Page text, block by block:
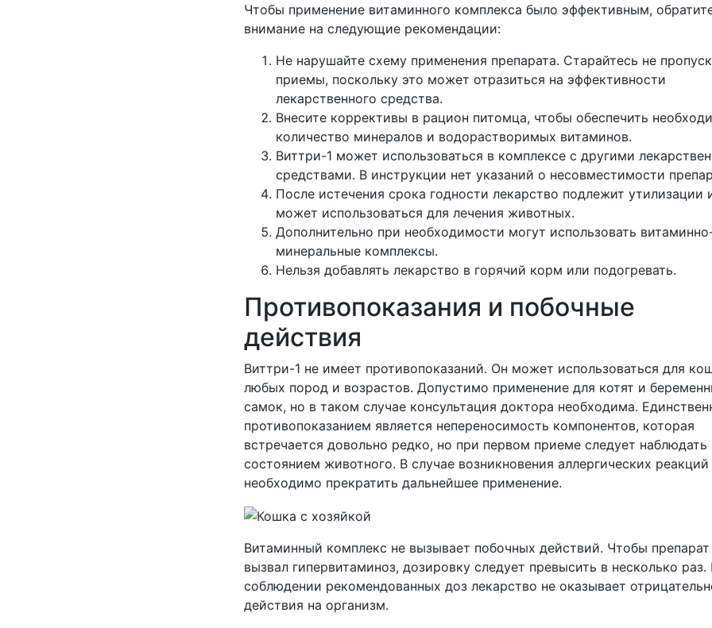
Чтобы применение витаминного комплекса было эффективным,
внимание на следующие рекомендации:
Не нарушайте схему применения препарата. Старайтесь не
приемы, поскольку это может отразиться на эффективности
лекарственного средства.
Внесите коррективы в рацион питомца, чтобы обеспечить
количество минералов и водорастворимых витаминов.
Виттри-1 может использоваться в комплексе с другими
средствами. В инструкции нет указаний о несовместимости
После истечения срока годности лекарство подлежит утилизации
может использоваться для лечения животных.
Дополнительно при необходимости могут использовать
минеральные комплексы.
Нельзя добавлять лекарство в горячий корм или подогревать.
Противопоказания и побочные
действия
Виттри-1 не имеет противопоказаний. Он может использоваться для
любых пород и возрастов. Допустимо применение для котят и
самок, но в таком случае консультация доктора необходима.
противопоказанием является непереносимость компонентов, которая
встречается довольно редко, но при первом приеме следует наблюдать
состоянием животного. В случае возникновения аллергических реакций
необходимо прекратить дальнейшее применение.
Витаминный комплекс не вызывает побочных действий. Чтобы препарат
вызвал гипервитаминоз, дозировку следует превысить в несколько
соблюдении рекомендованных доз лекарство не оказывает
действия на организм.